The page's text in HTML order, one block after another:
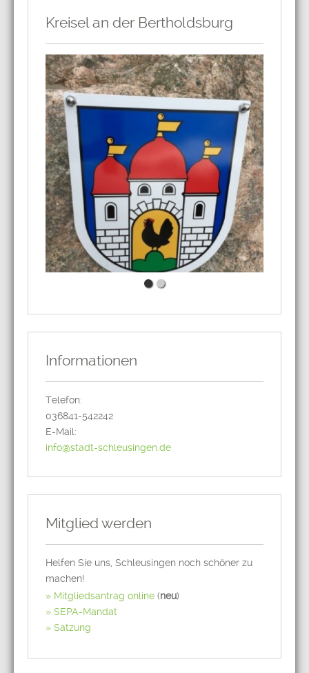
Kreisel an der Bertholdsburg
Informationen
Telefon:
036841-542242
E-Mail:
info@stadt-schleusingen.de
Mitglied werden
Helfen Sie uns, Schleusingen noch schöner zu
machen!
Mitgliedsantrag online (neu)
SEPA-Mandat
Satzung